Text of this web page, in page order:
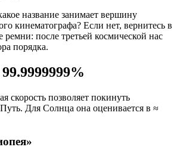
название занимает вершину
кинематографа? Если нет, вернитесь в
ремни: после третьей космической нас
порядка.
99.9999999%
скорость позволяет покинуть
Для Солнца она оценивается в ≈